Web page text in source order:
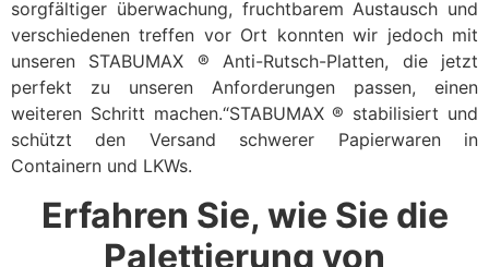
sorgfältiger überwachung, fruchtbarem Austausch und
verschiedenen treffen vor Ort konnten wir jedoch mit
unseren STABUMAX ® Anti-Rutsch-Platten, die jetzt
perfekt zu unseren Anforderungen passen, einen
weiteren Schritt machen.“STABUMAX ® stabilisiert und
schützt den Versand schwerer Papierwaren in
Containern und LKWs.
Erfahren Sie, wie Sie die
Palettierung von